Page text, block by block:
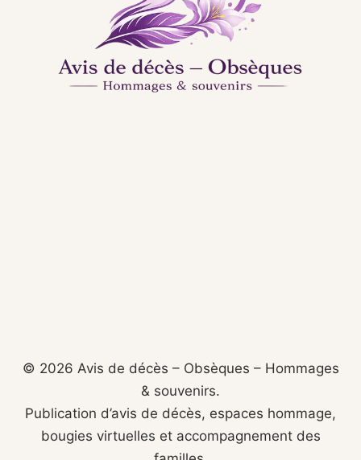
© 2026 Avis de décès – Obsèques – Hommages
& souvenirs.
Publication d’avis de décès, espaces hommage,
bougies virtuelles et accompagnement des